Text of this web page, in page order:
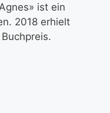
ist ein
2018 erhielt